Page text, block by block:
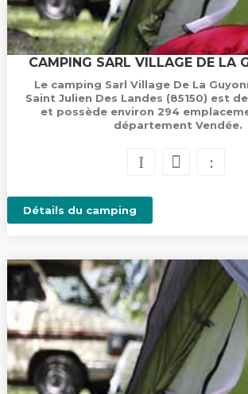
CAMPING SARL VILLAGE DE LA
Le camping Sarl Village De La
Saint Julien Des Landes (85150) est
et possède environ 294
département Vendée.
Détails du camping